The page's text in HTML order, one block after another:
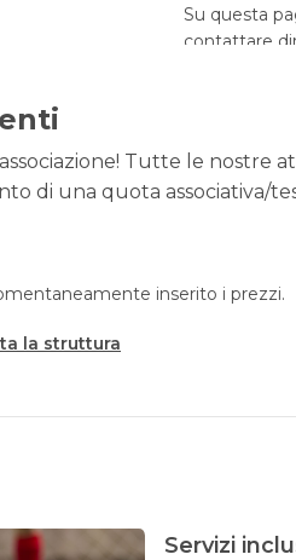
Su questa
contattare
Tutte le nostre
di una quota associativa/
inserito i prezzi.
la struttura
Servizi